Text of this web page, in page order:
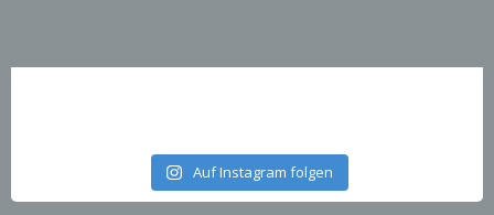
Auf Instagram folgen